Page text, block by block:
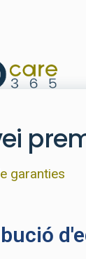
garanties